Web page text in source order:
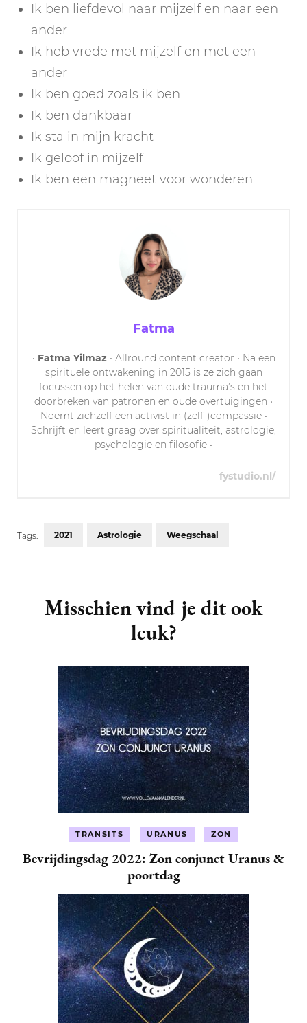
Ik ben liefdevol naar mijzelf en naar een
ander
Ik heb vrede met mijzelf en met een
ander
Ik ben goed zoals ik ben
Ik ben dankbaar
Ik sta in mijn kracht
Ik geloof in mijzelf
Ik ben een magneet voor wonderen
Fatma
• Fatma Yilmaz• Allround content creator • Na een
spirituele ontwakening in 2015 is ze zich gaan
focussen op het helen van oude trauma’s en het
doorbreken van patronen en oude overtuigingen •
Noemt zichzelf een activist in (zelf-)compassie •
Schrijft en leert graag over spiritualiteit, astrologie,
psychologie en filosofie •
fystudio.nl/
Tags: 2021 Astrologie Weegschaal
Navigation
Misschien vind je dit ook
leuk?
TRANSITS URANUS ZON
Bevrijdingsdag 2022: Zon conjunct Uranus &
poortdag